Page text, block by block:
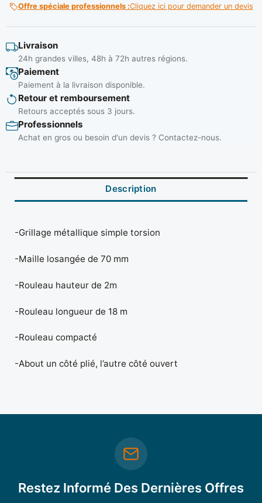
Offre spéciale professionnels :Cliquez ici pour demander un devis
Livraison
24h grandes villes, 48h à 72h autres régions.
Paiement
Paiement à la livraison disponible.
Retour et remboursement
Retours acceptés sous 3 jours.
Professionnels
Achat en gros ou besoin d'un devis ? Contactez-nous.
Description
-Grillage métallique simple torsion
-Maille losangée de 70 mm
-Rouleau hauteur de 2m
-Rouleau longueur de 18 m
-Rouleau compacté
-About un côté plié, l’autre côté ouvert
Restez Informé Des Dernières Offres